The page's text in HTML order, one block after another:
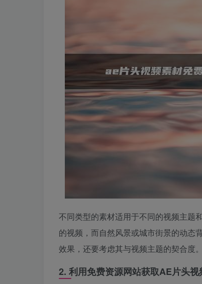
不同类型的素材适用于不同的视频主题
的视频，而自然风景或城市街景的动态
效果，还要考虑其与视频主题的契合度。
2. 利用免费资源网站获取AE片头视